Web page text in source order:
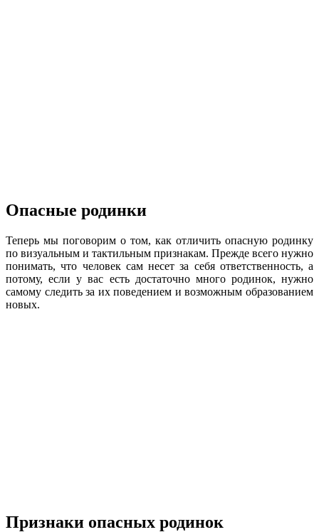
Опасные родинки
Теперь мы поговорим о том, как отличить опасную родинку
по визуальным и тактильным признакам. Прежде всего нужно
понимать, что человек сам несет за себя ответственность, а
потому, если у вас есть достаточно много родинок, нужно
самому следить за их поведением и возможным образованием
новых.
Признаки опасных родинок